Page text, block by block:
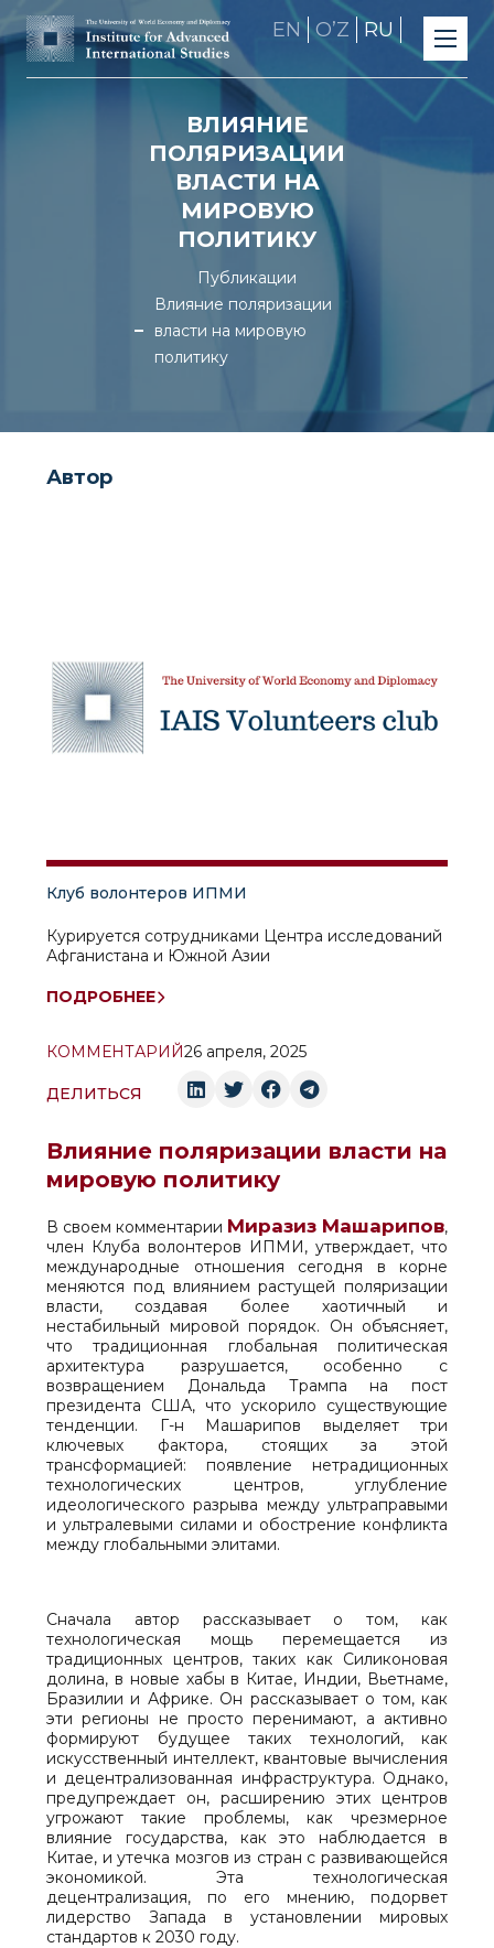
EN OʼZ RU
ВЛИЯНИЕ
ПОЛЯРИЗАЦИИ
ВЛАСТИ НА
МИРОВУЮ
ПОЛИТИКУ
Публикации
Влияние поляризации
власти на мировую
политику
Автор
Клуб волонтеров ИПМИ
Курируется сотрудниками Центра исследований
Афганистана и Южной Азии
ПОДРОБНЕЕ
КОММЕНТАРИЙ26 апреля, 2025
ДЕЛИТЬСЯ
Влияние поляризации власти на
мировую политику
В своем комментарии Миразиз Машарипов,
член Клуба волонтеров ИПМИ, утверждает, что
международные отношения сегодня в корне
меняются под влиянием растущей поляризации
власти, создавая более хаотичный и
нестабильный мировой порядок. Он объясняет,
что традиционная глобальная политическая
архитектура разрушается, особенно с
возвращением Дональда Трампа на пост
президента США, что ускорило существующие
тенденции. Г-н Машарипов выделяет три
ключевых фактора, стоящих за этой
трансформацией: появление нетрадиционных
технологических центров, углубление
идеологического разрыва между ультраправыми
и ультралевыми силами и обострение конфликта
между глобальными элитами.
Сначала автор рассказывает о том, как
технологическая мощь перемещается из
традиционных центров, таких как Силиконовая
долина, в новые хабы в Китае, Индии, Вьетнаме,
Бразилии и Африке. Он рассказывает о том, как
эти регионы не просто перенимают, а активно
формируют будущее таких технологий, как
искусственный интеллект, квантовые вычисления
и децентрализованная инфраструктура. Однако,
предупреждает он, расширению этих центров
угрожают такие проблемы, как чрезмерное
влияние государства, как это наблюдается в
Китае, и утечка мозгов из стран с развивающейся
экономикой. Эта технологическая
децентрализация, по его мнению, подорвет
лидерство Запада в установлении мировых
стандартов к 2030 году.